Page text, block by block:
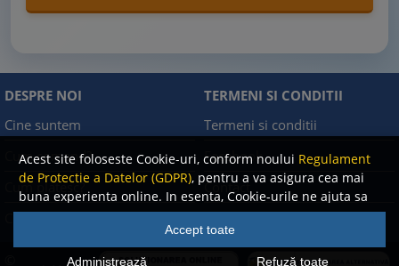
Acest site foloseste Cookie-uri, conform noului Regulament
de Protectie a Datelor (GDPR), pentru a va asigura cea mai
buna experienta online. In esenta, Cookie-urile ne ajuta sa
imbunatatim continutul de pe site, oferindu-va dvs.,
cititorul, o experienta online personalizata si mult mai
rapida. Ele sunt folosite doar de site-ul nostru si partenerii
Accept toate
Administrează Refuză toate
DESPRE NOI
Cine suntem
Cum comand?
Cum platesc?
TERMENI SI CONDITII
Termeni si conditii
Facebook
Contact